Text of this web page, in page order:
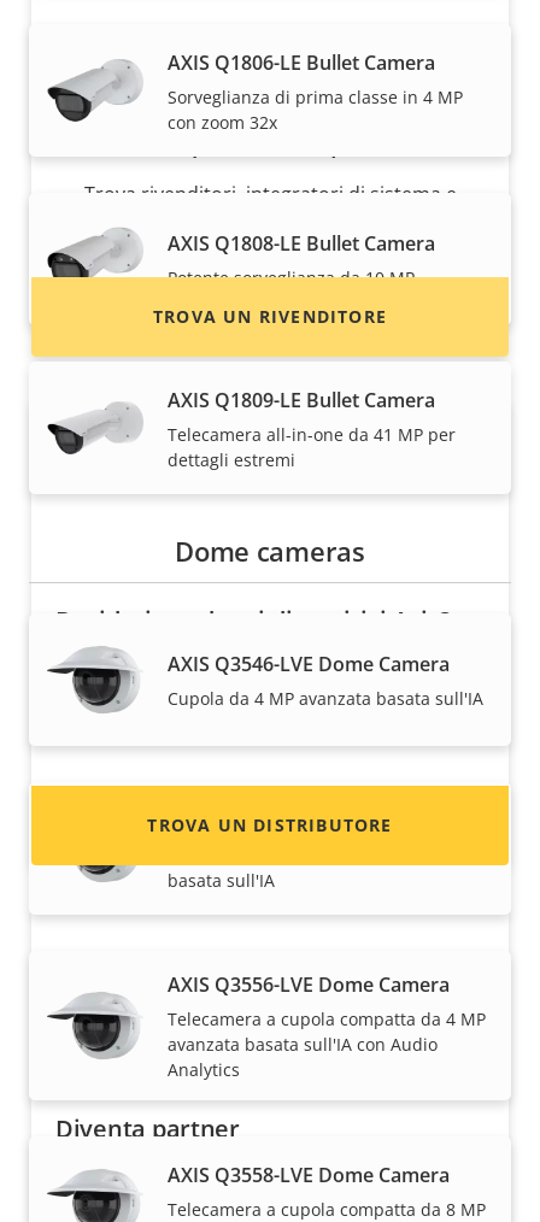
AXIS Q1806-LE Bullet Camera
Sorveglianza di prima classe in 4 MP
con zoom 32x
AXIS Q1808-LE Bullet Camera
Potente sorveglianza da 10 MP
AXIS Q1809-LE Bullet Camera
Telecamera all-in-one da 41 MP per
dettagli estremi
Dome cameras
AXIS Q3546-LVE Dome Camera
Cupola da 4 MP avanzata basata sull'IA
AXIS Q3548-LVE Dome Camera
basata sull'IA
AXIS Q3556-LVE Dome Camera
Telecamera a cupola compatta da 4 MP
avanzata basata sull'IA con Audio
Analytics
AXIS Q3558-LVE Dome Camera
Telecamera a cupola compatta da 8 MP
Trova rivenditori, integratori di sistema e
installatori di dispositivi e sistemi Axis.
TROVA UN RIVENDITORE
Desideri vendere i dispositivi Axis?
Sei interessato a diventare un rivenditore?
Trova le informazioni di contatto per i
TROVA UN DISTRIBUTORE
Diventa partner
Sei un rivenditore, un distributore, un
installatore o un integratore di sistemi?